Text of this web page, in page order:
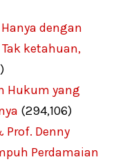
dengan
ketahuan,
Hukum yang
(294,106)
Denny
Perdamaian